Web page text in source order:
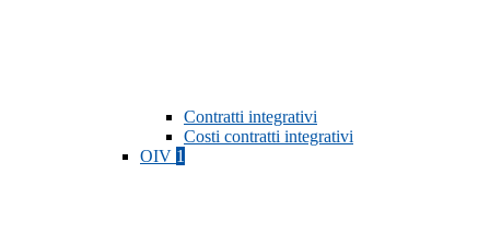
Contratti integrativi
Costi contratti integrativi
OIV 1